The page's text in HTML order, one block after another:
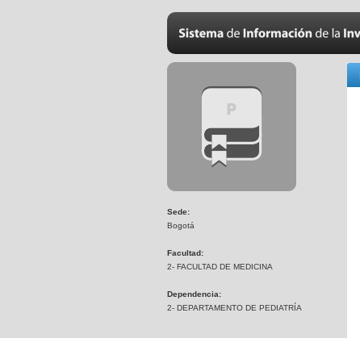
Sede:
Bogotá
Facultad:
2- FACULTAD DE MEDICINA
Dependencia:
2- DEPARTAMENTO DE PEDIATRÍA